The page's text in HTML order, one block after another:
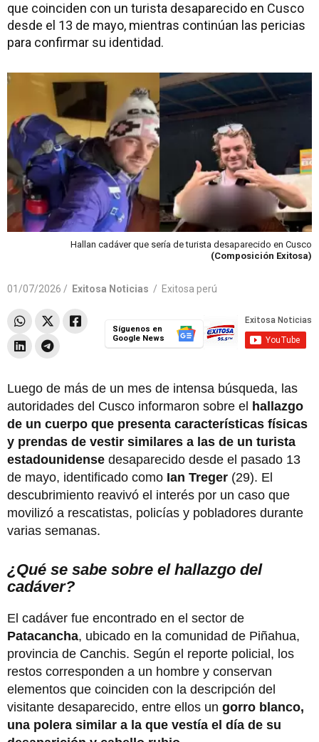
que coinciden con un turista desaparecido en Cusco
desde el 13 de mayo, mientras continúan las pericias
para confirmar su identidad.
Hallan cadáver que sería de turista desaparecido en Cusco
(Composición Exitosa)
01/07/2026 / Exitosa Noticias / Exitosa perú
Síguenos en
Google News
Luego de más de un mes de intensa búsqueda, las
autoridades del Cusco informaron sobre el hallazgo
de un cuerpo que presenta características físicas
y prendas de vestir similares a las de un turista
estadounidense desaparecido desde el pasado 13
de mayo, identificado como Ian Treger (29). El
descubrimiento reavivó el interés por un caso que
movilizó a rescatistas, policías y pobladores durante
varias semanas.
¿Qué se sabe sobre el hallazgo del
cadáver?
El cadáver fue encontrado en el sector de
Patacancha, ubicado en la comunidad de Piñahua,
provincia de Canchis. Según el reporte policial, los
restos corresponden a un hombre y conservan
elementos que coinciden con la descripción del
visitante desaparecido, entre ellos un gorro blanco,
una polera similar a la que vestía el día de su